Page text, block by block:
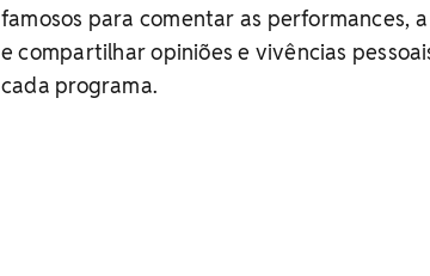
famosos para comentar as performances,
e compartilhar opiniões e vivências
cada programa.